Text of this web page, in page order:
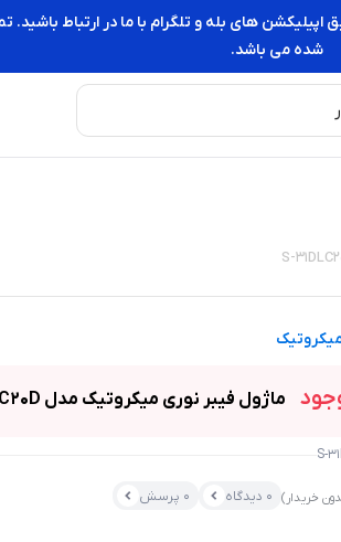
های بله و تلگرام با ما در ارتباط
شده می باشد.
ماژول فیبر نوری میکروتیک مدل S-31DLC20D
S-
خریدار) 0 دیدگاه 0 پرسش